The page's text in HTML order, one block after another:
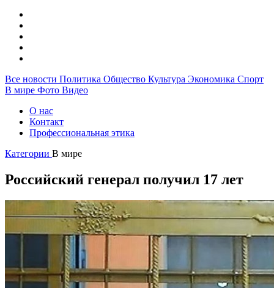
Все новости Политика Общество Культура Экономика Спорт
В мире Фото Видео
О нас
Контакт
Профессиональная этика
Категории В мире
Российский генерал получил 17 лет